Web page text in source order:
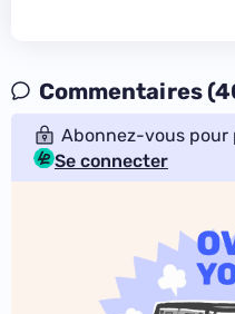
Commentaires
Abonnez-vous pour
Se connecter